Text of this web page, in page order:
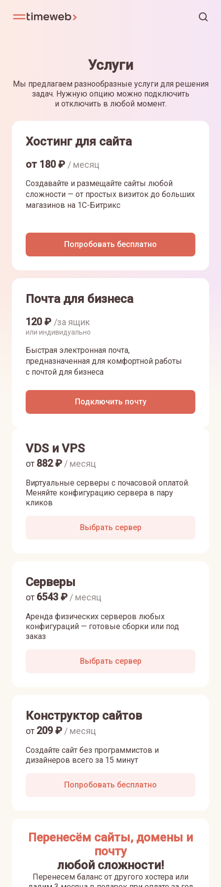
Услуги
Мы предлагаем разнообразные услуги для решения
задач. Нужную опцию можно подключить
и отключить в любой момент.
Хостинг для сайта
от 180₽ / месяц
Создавайте и размещайте сайты любой
сложности — от простых визиток до больших
магазинов на 1С-Битрикс
Попробовать бесплатно
Почта для бизнеса
120₽ /за ящик
или индивидуально
Быстрая электронная почта,
предназначенная для комфортной работы
с почтой для бизнеса
Подключить почту
VDS и VPS
Виртуальные серверы с почасовой оплатой.
Меняйте конфигурацию сервера в пару
кликов
от 882₽ / месяц
Выбрать сервер
Серверы
Аренда физических серверов любых
конфигураций — готовые сборки или под
заказ
от 6543 ₽ / месяц
Выбрать сервер
Конструктор сайтов
Создайте сайт без программистов и
дизайнеров всего за 15 минут
от 209₽ / месяц
Попробовать бесплатно
Перенесём сайты, домены и
почту
любой сложности!
Перенесем баланс от другого хостера или